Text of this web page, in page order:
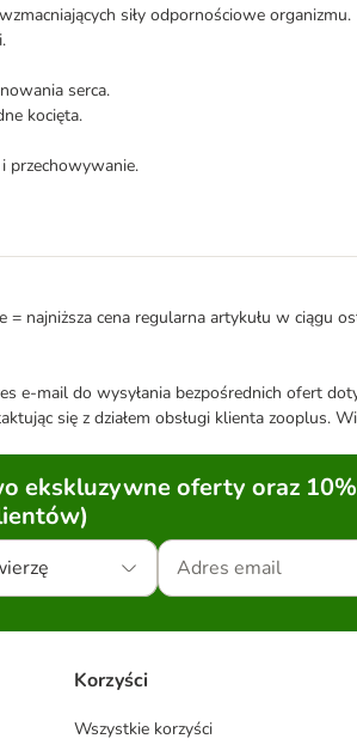
siły odpornościowe organizmu.
serca.
kocięta.
przechowywanie.
najniższa cena regularna artykułu w ciągu
e-mail do wysyłania bezpośrednich ofert
się z działem obsługi klienta zooplus.
ekskluzywne oferty oraz
Korzyści
Wszystkie korzyści